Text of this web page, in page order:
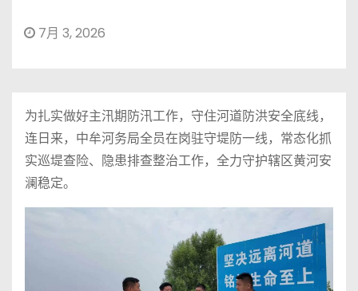
7月 3, 2026
为扎实做好主汛期防汛工作，守住河道防洪安全底线，
连日来，中牟河务局全员在岗驻守堤防一线，常态化抓
实巡堤查险、隐患排查整治工作，全力守护辖区黄河安
澜稳定。